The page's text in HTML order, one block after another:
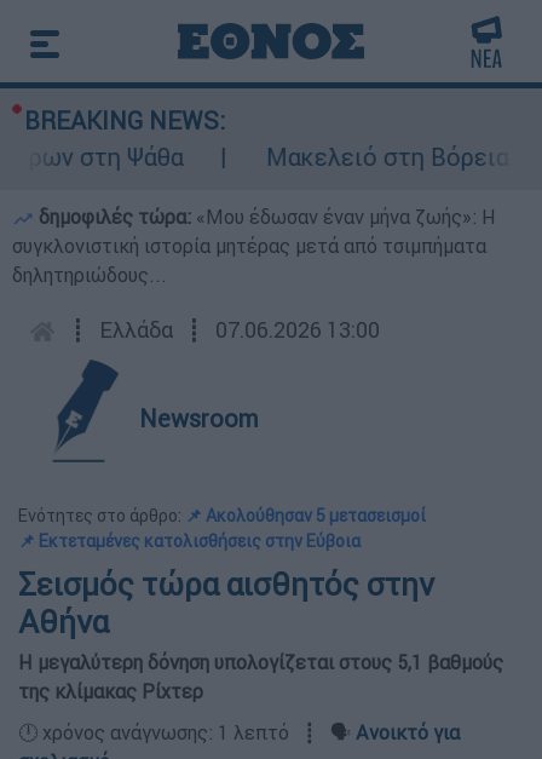
BREAKING NEWS:
στη Ψάθα
Μακελειό στη Βόρεια
δημοφιλές τώρα: «Μου έδωσαν έναν μήνα ζωής»: Η
συγκλονιστική ιστορία μητέρας μετά από τσιμπήματα
δηλητηριώδους...
┋ Ελλάδα ┋ 07.06.2026 13:00
Newsroom
Ενότητες στο άρθρο: 📌 Ακολούθησαν 5 μετασεισμοί
📌 Εκτεταμένες κατολισθήσεις στην Εύβοια
Σεισμός τώρα αισθητός στην
Αθήνα
Η μεγαλύτερη δόνηση υπολογίζεται στους 5,1 βαθμούς
της κλίμακας Ρίχτερ
🕛 χρόνος ανάγνωσης: 1 λεπτό ┋ 🗣️ Ανοικτό για